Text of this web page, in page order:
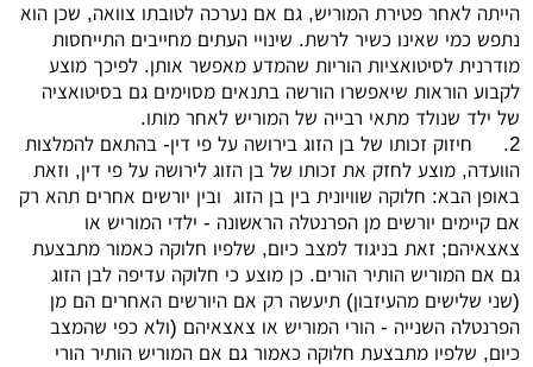
הייתה לאחר פטירת המוריש, גם אם נערכה לטובתו צוואה, שכן הוא
נתפש כמי שאינו כשיר לרשת. שינויי העתים מחייבים התייחסות
מודרנית לסיטואציות הוריות שהמדע מאפשר אותן. לפיכך מוצע
לקבוע הוראות שיאפשרו הורשה בתנאים מסוימים גם בסיטואציה
של ילד שנולד מתאי רבייה של המוריש לאחר מותו.
2.
חיזוק זכותו של בן הזוג בירושה על פי דין- בהתאם להמלצות
הוועדה, מוצע לחזק את זכותו של בן הזוג לירושה על פי דין, וזאת
באופן הבא: חלוקה שוויונית בין בן הזוג ובין יורשים אחרים תהא רק
אם קיימים יורשים מן הפרנטלה הראשונה - ילדי המוריש או
צאצאיהם; זאת בניגוד למצב כיום, שלפיו חלוקה כאמור מתבצעת
גם אם המוריש הותיר הורים. כן מוצע כי חלוקה עדיפה לבן הזוג
(שני שלישים מהעיזבון) תיעשה רק אם היורשים האחרים הם מן
הפרנטלה השנייה - הורי המוריש או צאצאיהם (ולא כפי שהמצב
כיום, שלפיו מתבצעת חלוקה כאמור גם אם המוריש הותיר הורי